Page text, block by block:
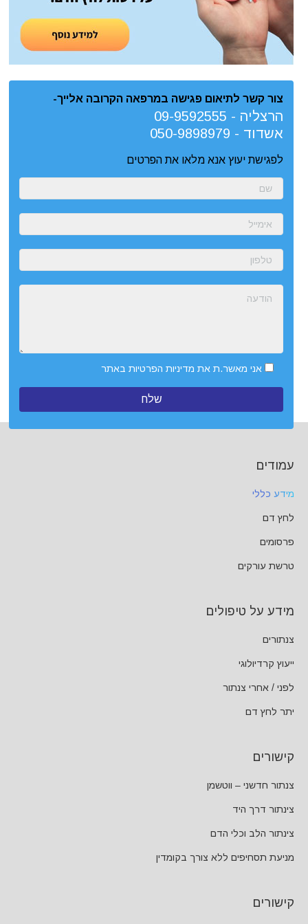
צור קשר לתיאום פגישה במרפאה הקרובה אלייך-
הרצליה - 09-9592555
אשדוד - 050-9898979
לפגישת יעוץ אנא מלאו את הפרטים
אני מאשר.ת את מדיניות הפרטיות באתר
עמודים
מידע כללי
לחץ דם
פרסומים
טרשת עורקים
מידע על טיפולים
צנתורים
ייעוץ קרדיולוגי
לפני / אחרי צנתור
יתר לחץ דם
קישורים
צנתור חדשני – ווטשמן
צינתור דרך היד
צינתור הלב וכלי הדם
מניעת תסחיפים ללא צורך בקומדין
קישורים